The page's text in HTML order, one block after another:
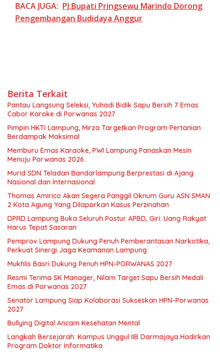
BACA JUGA: PJ.Bupati Pringsewu Marindo Dorong
Pengembangan Budidaya Anggur
Berita Terkait
Pantau Langsung Seleksi, Yuhadi Bidik Sapu Bersih 7 Emas
Cabor Karoke di Porwanas 2027
Pimpin HKTI Lampung, Mirza Targetkan Program Pertanian
Berdampak Maksimal
Memburu Emas Karaoke, PWI Lampung Panaskan Mesin
Menuju Porwanas 2026
Murid SDN Teladan Bandarlampung Berprestasi di Ajang
Nasional dan Internasional
Thomas Amirico Akan Segera Panggil Oknum Guru ASN SMAN
2 Kota Agung Yang Dilaporkan Kasus Perzinahan
DPRD Lampung Buka Seluruh Postur APBD, Giri: Uang Rakyat
Harus Tepat Sasaran
Pemprov Lampung Dukung Penuh Pemberantasan Narkotika,
Perkuat Sinergi Jaga Keamanan Lampung
Mukhlis Basri Dukung Penuh HPN-PORWANAS 2027
Resmi Terima SK Manager, Nilam Target Sapu Bersih Medali
Emas di Porwanas 2027
Senator Lampung Siap Kolaborasi Sukseskan HPN-Porwanas
2027
Bullying Digital Ancam Kesehatan Mental
Langkah Bersejarah: Kampus Unggul IIB Darmajaya Hadirkan
Program Doktor Informatika